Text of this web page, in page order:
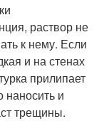
раствор не
к нему. Если
и на стенах
прилипает
наносить и
трещины.